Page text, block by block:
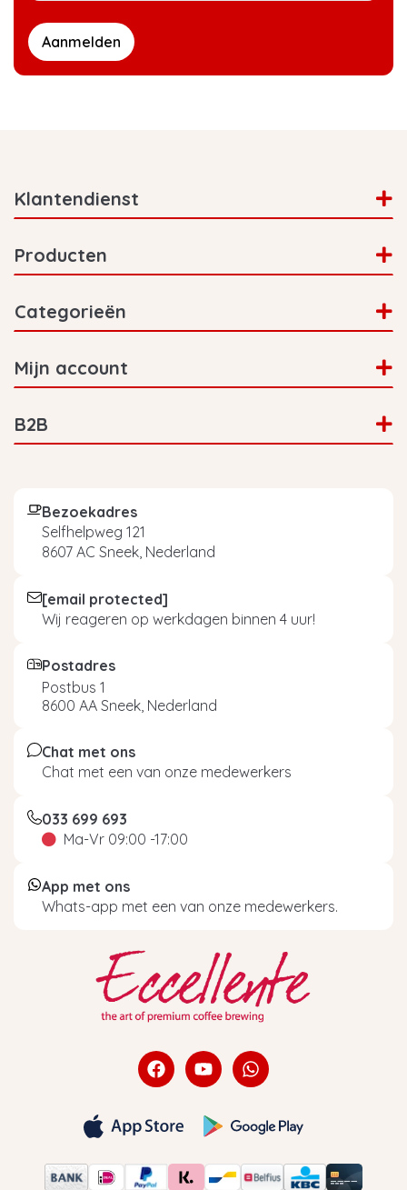
Aanmelden
Klantendienst
Producten
Categorieën
Mijn account
B2B
Bezoekadres
Selfhelpweg 121
8607 AC Sneek, Nederland
[email protected]
Wij reageren op werkdagen binnen 4 uur!
Postadres
Postbus 1
8600 AA Sneek, Nederland
Chat met ons
Chat met een van onze medewerkers
033 699 693
Ma-Vr 09:00 -17:00
App met ons
Whats-app met een van onze medewerkers.